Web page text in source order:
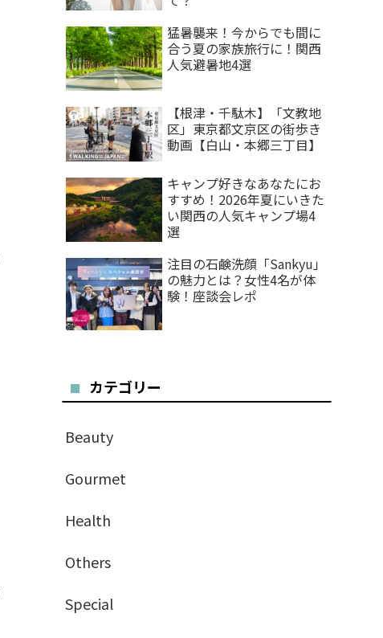
猛暑襲来！今からでも間に
合う夏の家族旅行に！関西
人気避暑地4選
【根津・千駄木】「文教地
区」東京都文京区の街歩き
動画【白山・本郷三丁目】
キャンプ好きなあなたにお
すすめ！2026年夏にいきた
い関西の人気キャンプ場4
選
注目の石鹸洗顔「Sankyu」
の魅力とは？女性4名が体
験！座談会レポ
カテゴリー
Beauty
Gourmet
Health
Others
Special